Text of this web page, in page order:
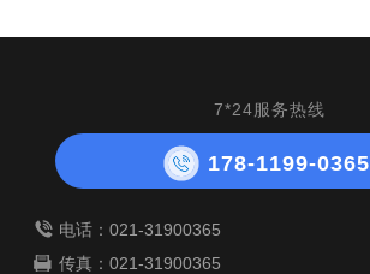
7*24服务热线
178-1199-0365
电话：021-31900365
传真：021-31900365